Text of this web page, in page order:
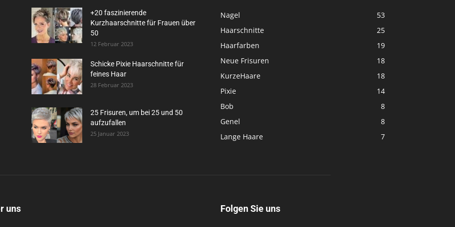
+20 faszinierende
Kurzhaarschnitte für Frauen über
50
12 Februar 2023
Schicke Pixie Haarschnitte für
feines Haar
28 Februar 2023
25 Frisuren, um bei 25 und 50
aufzufallen
25 Januar 2023
Nagel
53
Haarschnitte
25
Haarfarben
19
Neue Frisuren
18
KurzeHaare
18
Pixie
14
Bob
8
Genel
8
Lange Haare
7
uns Folgen Sie uns